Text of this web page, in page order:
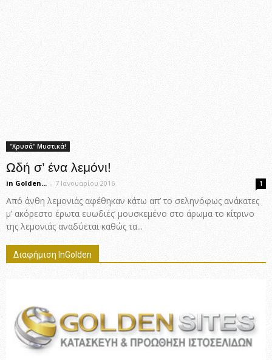
"Χρυσά" Μυστικά!
Ωδή σ’ ένα λεμόνι!
in Golden... - 7 Ιανουαρίου 2016 1
Από άνθη λεμονιάς αφέθηκαν κάτω απ’ το σεληνόφως ανάκατες
μ’ ακόρεστο έρωτα ευωδιές’ μουσκεμένο στο άρωμα το κίτρινο
της λεμονιάς αναδύεται καθώς τα...
Διαφήμιση InGolden